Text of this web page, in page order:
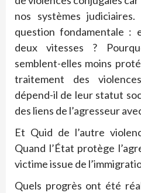
nos systèmes
question fondamentale :
deux vitesses ?
semblent-elles moins
traitement des
dépend-il de leur statut
des liens de l’agresseur
Et Quid de l’autre
Quand l’État protège
victime issue de
Quels progrès ont été